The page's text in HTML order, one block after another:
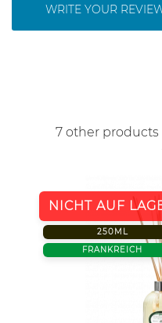
WRITE YOUR
7 other products
NICHT AUF
250ML
FRANKREICH